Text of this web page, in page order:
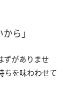
ら」
ずがありませ
ちを味わわせて